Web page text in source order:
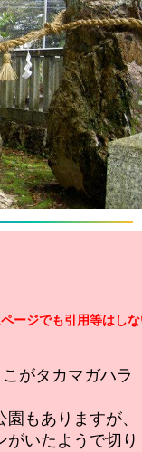
ージでも引用等はし
がタカマガハラ
もありますが、
いたようで切り